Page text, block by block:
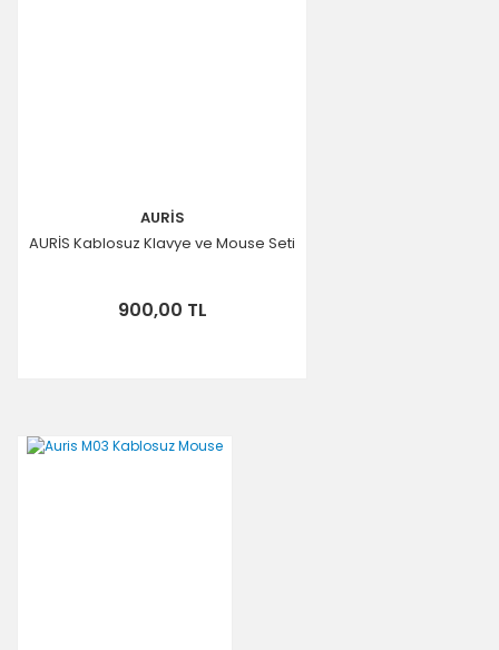
AURİS
AURİS Kablosuz Klavye ve Mouse Seti
900,00 TL